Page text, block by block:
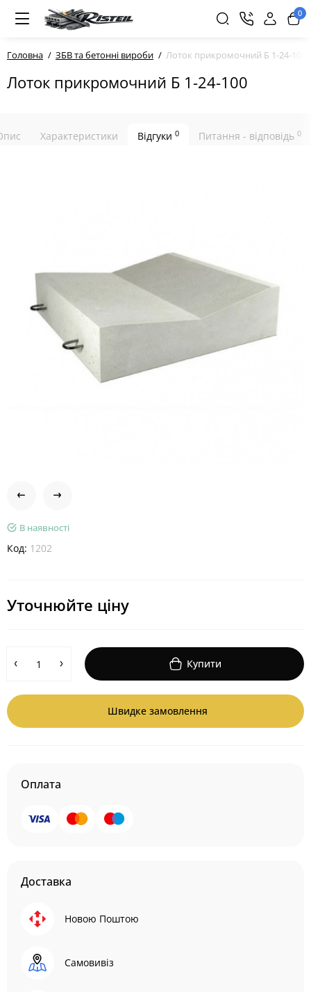
0
Головна ЗБВ та бетонні вироби Лоток прикромочний Б 1-24-100
Лоток прикромочний Б 1-24-100
Характеристики Відгуки 0 Питання - відповідь 0
В наявності
Код: 1202
Уточнюйте ціну
Купити
Швидке замовлення
Оплата
Доставка
Новою Поштою
Самовивіз